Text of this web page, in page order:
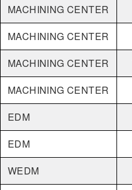
MACHINING CENTER
MACHINING CENTER
MACHINING CENTER
MACHINING CENTER
EDM
EDM
WEDM